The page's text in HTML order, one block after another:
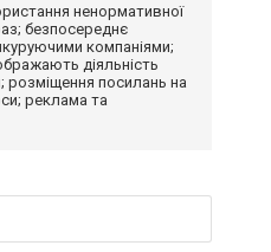
ненормативної
безпосереднє
компаніями;
діяльність
розміщення посилань на
реклама та